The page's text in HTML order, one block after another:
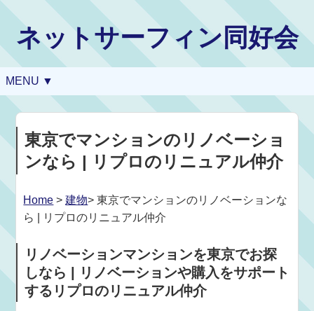
ネットサーフィン同好会
MENU ▼
東京でマンションのリノベーショ
ンなら | リプロのリニュアル仲介
Home >建物> 東京でマンションのリノベーションな
ら | リプロのリニュアル仲介
リノベーションマンションを東京でお探
しなら | リノベーションや購入をサポート
するリプロのリニュアル仲介